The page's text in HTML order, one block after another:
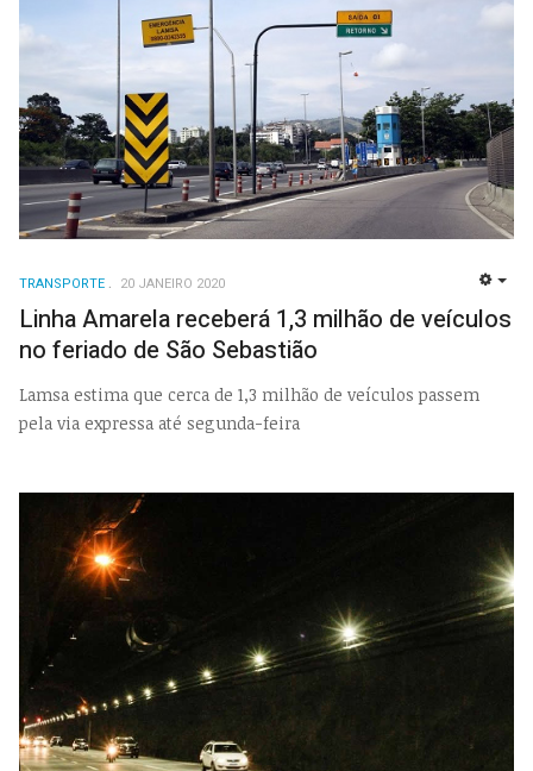
TRANSPORTE 20 JANEIRO 2020
Linha Amarela receberá 1,3 milhão de veículos
no feriado de São Sebastião
Lamsa estima que cerca de 1,3 milhão de veículos passem
pela via expressa até segunda-feira